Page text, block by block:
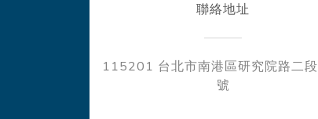
聯絡地址
115201 台北市南港區研究院路二
號